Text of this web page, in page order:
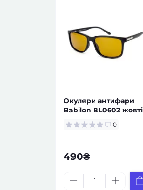
Окуляри антифари
Babilon BL0602 жовті
0
490₴